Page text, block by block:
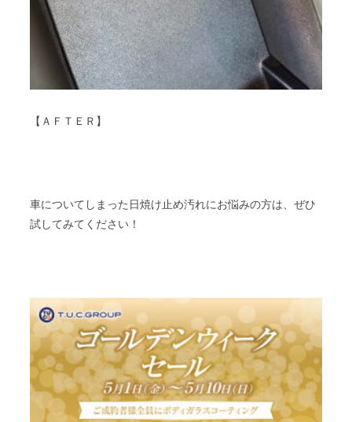
【ＡＦＴＥＲ】
車についてしまった日焼け止め汚れにお悩みの方は、ぜひ
試してみてください！